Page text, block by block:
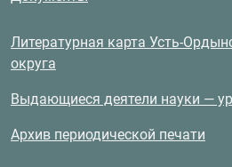
Литературная карта Усть-
округа
Выдающиеся деятели науки —
Архив периодической печати